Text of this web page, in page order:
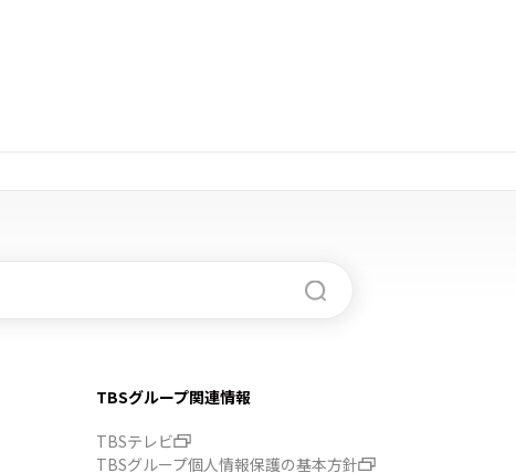
TBSグループ関連情報
TBSテレビ
TBSグループ個人情報保護の基本方針